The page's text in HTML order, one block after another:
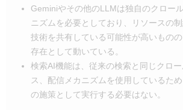
Geminiやその他のLLMは独自のクロー
ニズムを必要としており、リソースの
技術を共有している可能性が高いもの
存在として動いている。
検索AI機能は、従来の検索と同じクロ
ス、配信メカニズムを使用しているた
の施策として実行する必要はない。